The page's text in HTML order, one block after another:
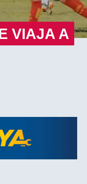
VIAJA A